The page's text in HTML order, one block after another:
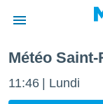
de
Météo
11:46 Lundi